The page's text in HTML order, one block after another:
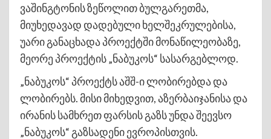
ვაშინგტონის ზეწოლით ბულგარეთმა,
მიუხედავად დადებული ხელშეკრულებისა,
უარი განაცხადა პროექტში მონაწილეობაზე,
მეორე პროექტის „ნაბუკოს“ სასარგებლოდ.
„ნაბუკოს“ პროექტს აშშ-ი ლობირებდა და
ლობირებს. მისი მიხედვით, აზერბაიჯანისა და
ირანის სამხრეთ ფარსის გაზს უნდა შეევსო
„ნაბუკოს“ გაზსადენი ევროპისთვის.